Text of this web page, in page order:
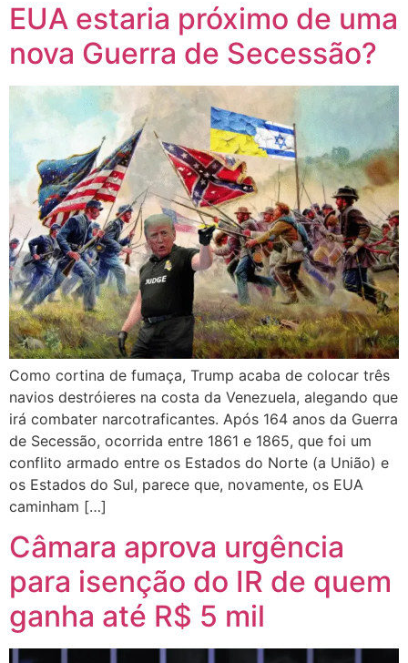
EUA estaria próximo de uma
nova Guerra de Secessão?
Como cortina de fumaça, Trump acaba de colocar três
navios destróieres na costa da Venezuela, alegando que
irá combater narcotraficantes. Após 164 anos da Guerra
de Secessão, ocorrida entre 1861 e 1865, que foi um
conflito armado entre os Estados do Norte (a União) e
os Estados do Sul, parece que, novamente, os EUA
caminham […]
Câmara aprova urgência
para isenção do IR de quem
ganha até R$ 5 mil